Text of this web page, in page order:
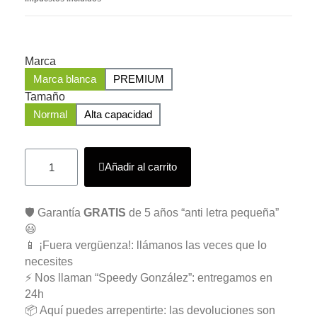
Marca
Marca blanca
PREMIUM
Tamaño
Normal
Alta capacidad
Añadir al carrito
🛡️ Garantía GRATIS de 5 años “anti letra pequeña”
😃
📱 ¡Fuera vergüenza!: llámanos las veces que lo
necesites
⚡ Nos llaman “Speedy González”: entregamos en
24h
📦 Aquí puedes arrepentirte: las devoluciones son